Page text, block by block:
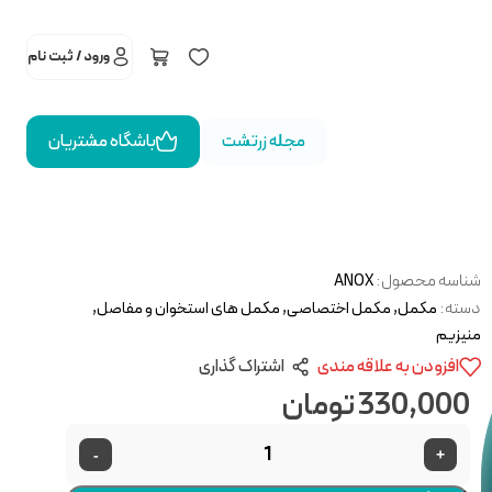
ورود / ثبت نام
مجله زرتشت باشگاه مشتریان
شناسه محصول:ANOX
دسته: مکمل,مکمل اختصاصی,مکمل های استخوان و مفاصل,
منیزیم
افزودن به علاقه مندی اشتراک گذاری
330,000تومان
- +